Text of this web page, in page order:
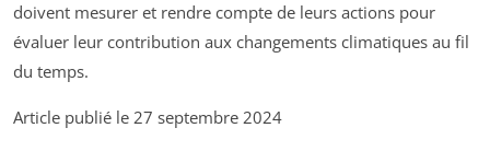
doivent mesurer et rendre compte de leurs actions pour
évaluer leur contribution aux changements climatiques au fil
du temps.
Article publié le 27 septembre 2024